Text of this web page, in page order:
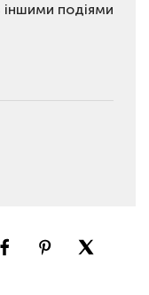
подіями